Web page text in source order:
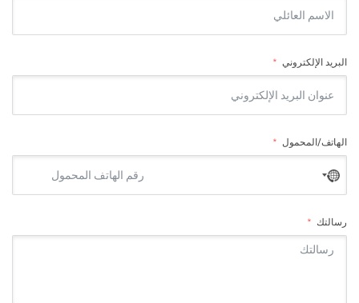
البريد الإلكتروني
الهاتف/المحمول
No
country
selectedرسالتك